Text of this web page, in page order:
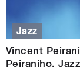
Jazz
Vincent
Peiraniho.